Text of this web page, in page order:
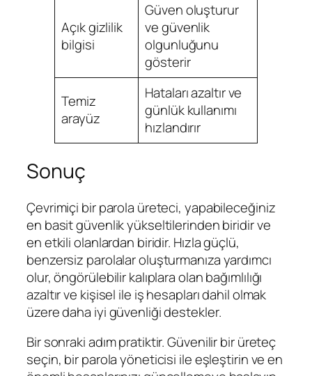
Açık gizlilik
bilgisi
Güven oluşturur
ve güvenlik
olgunluğunu
gösterir
Temiz
arayüz
Hataları azaltır ve
günlük kullanımı
hızlandırır
Sonuç
Çevrimiçi bir parola üreteci, yapabileceğiniz
en basit güvenlik yükseltilerinden biridir ve
en etkili olanlardan biridir. Hızla güçlü,
benzersiz parolalar oluşturmanıza yardımcı
olur, öngörülebilir kalıplara olan bağımlılığı
azaltır ve kişisel ile iş hesapları dahil olmak
üzere daha iyi güvenliği destekler.
Bir sonraki adım pratiktir. Güvenilir bir üreteç
seçin, bir parola yöneticisi ile eşleştirin ve en